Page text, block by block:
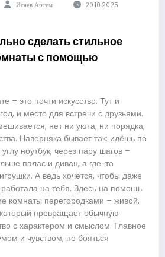
Исаев Артем 20.10.2025
сделать стильное
с помощью
– это почти искусство. Тут и
и место для встречи с друзьями.
нет ни уюта, ни порядка,
Наверняка бывает так: идёшь по
ноутбук, через пару шагов –
палас и диван, а где-то
А ведь хочется, чтобы даже
на тебя. Здесь на помощь
комнаты перегородками – живой,
превращает обычную
с характером и смыслом. Главное
и чувством, не бояться